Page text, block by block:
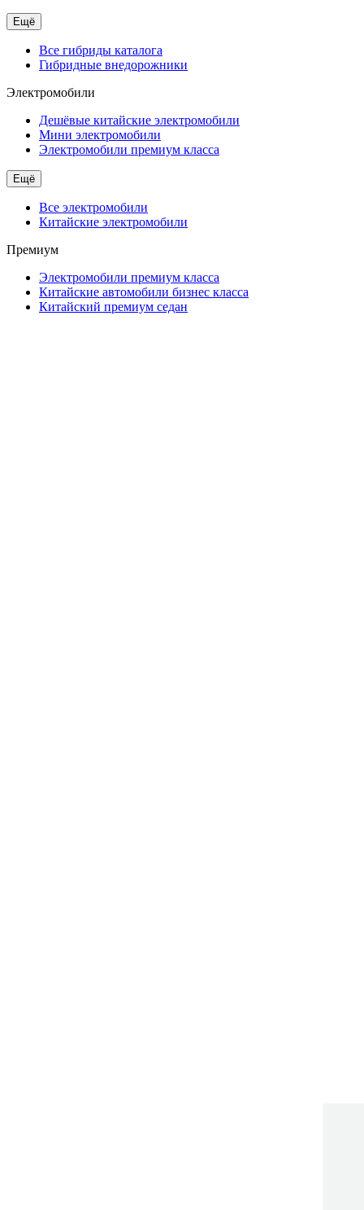
Ещё
Все гибриды каталога
Гибридные внедорожники
Электромобили
Дешёвые китайские электромобили
Мини электромобили
Электромобили премиум класса
Ещё
Все электромобили
Китайские электромобили
Премиум
Электромобили премиум класса
Китайские автомобили бизнес класса
Китайский премиум седан